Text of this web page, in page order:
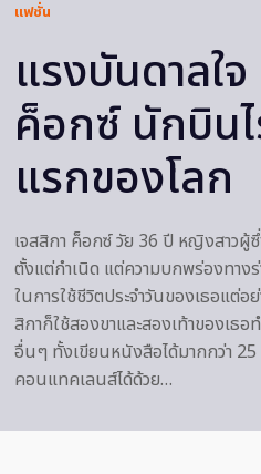
แฟชั่น
แรงบันดาลใ
ค็อกซ์ นักบิน
แรกของโลก
เจสสิกา ค็อกซ์ วัย 36 ปี หญิงสาวผู้
ตั้งแต่กำเนิด แต่ความบกพร่องทาง
ในการใช้ชีวิตประจำวันของเธอแต่อ
สิกาก็ใช้สองขาและสองเท้าของเธ
อื่นๆ ทั้งเขียนหนังสือได้มากกว่า
คอนแทคเลนส์ได้ด้วย…